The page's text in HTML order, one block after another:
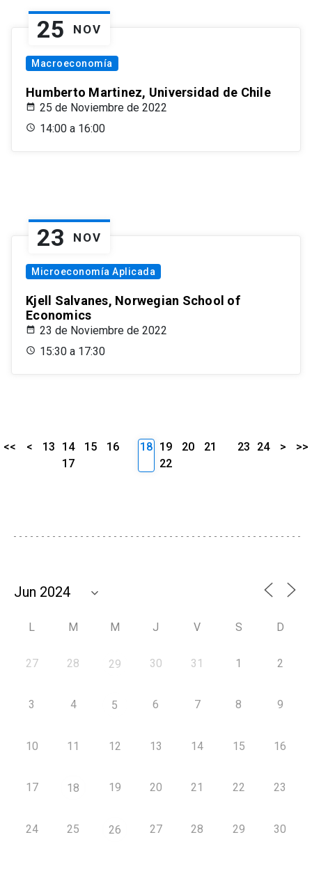
25 NOV
Macroeconomía
Humberto Martinez, Universidad de Chile
25 de Noviembre de 2022
14:00 a 16:00
23 NOV
Microeconomía Aplicada
Kjell Salvanes, Norwegian School of
Economics
23 de Noviembre de 2022
15:30 a 17:30
<< < 13 14 15
16
17
18 19 20
21
22
23 24 > >>
L M M J V S D
27 28 29 30 31 1 2
3 4 5 6 7 8 9
10 11 12 13 14 15 16
17 18 19 20 21 22 23
24 25 26 27 28 29 30